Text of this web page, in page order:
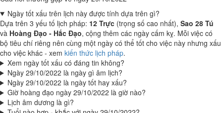
Ngày tốt xấu trên lịch này được tính dựa trên gì?
Dựa trên 3 yếu tố lịch pháp: 12 Trực (trọng số cao nhất), Sao 28 Tú
và Hoàng Đạo - Hắc Đạo, cộng thêm các ngày cấm kỵ. Mỗi việc có
bộ tiêu chí riêng nên cùng một ngày có thể tốt cho việc này nhưng xấu
cho việc khác - xem kiến thức lịch pháp.
Xem ngày tốt xấu có đáng tin không?
Ngày 29/10/2022 là ngày gì âm lịch?
Ngày 29/10/2022 là ngày tốt hay xấu?
Giờ hoàng đạo ngày 29/10/2022 là giờ nào?
Lịch âm dương là gì?